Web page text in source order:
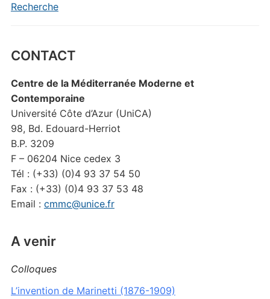
Recherche
CONTACT
Centre de la Méditerranée Moderne et
Contemporaine
Université Côte d’Azur (UniCA)
98, Bd. Edouard-Herriot
B.P. 3209
F – 06204 Nice cedex 3
Tél : (+33) (0)4 93 37 54 50
Fax : (+33) (0)4 93 37 53 48
Email : cmmc@unice.fr
A venir
Colloques
L’invention de Marinetti (1876-1909)